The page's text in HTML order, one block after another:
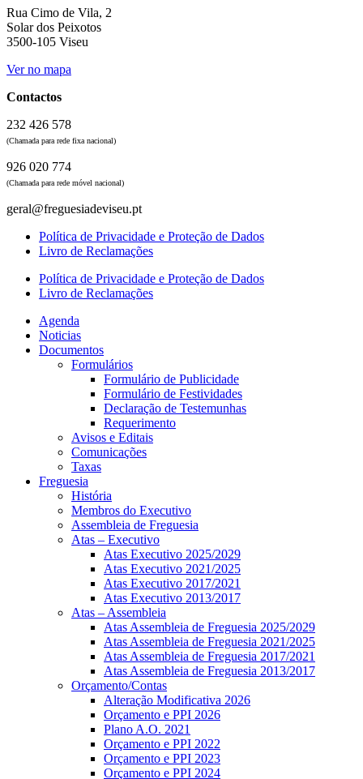
Rua Cimo de Vila, 2
Solar dos Peixotos
3500-105 Viseu
Ver no mapa
Contactos
232 426 578
(Chamada para rede fixa nacional)
926 020 774
(Chamada para rede móvel nacional)
geral@freguesiadeviseu.pt
Política de Privacidade e Proteção de Dados
Livro de Reclamações
Política de Privacidade e Proteção de Dados
Livro de Reclamações
Agenda
Noticias
Documentos
Formulários
Formulário de Publicidade
Formulário de Festividades
Declaração de Testemunhas
Requerimento
Avisos e Editais
Comunicações
Taxas
Freguesia
História
Membros do Executivo
Assembleia de Freguesia
Atas – Executivo
Atas Executivo 2025/2029
Atas Executivo 2021/2025
Atas Executivo 2017/2021
Atas Executivo 2013/2017
Atas – Assembleia
Atas Assembleia de Freguesia 2025/2029
Atas Assembleia de Freguesia 2021/2025
Atas Assembleia de Freguesia 2017/2021
Atas Assembleia de Freguesia 2013/2017
Orçamento/Contas
Alteração Modificativa 2026
Orçamento e PPI 2026
Plano A.O. 2021
Orçamento e PPI 2022
Orçamento e PPI 2023
Orçamento e PPI 2024